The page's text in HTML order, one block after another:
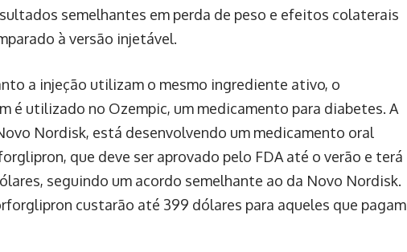
semelhantes em perda de peso e efeitos colaterais
à versão injetável.
a injeção utilizam o mesmo ingrediente ativo, o
é utilizado no Ozempic, um medicamento para diabetes. A
Nordisk, está desenvolvendo um medicamento oral
que deve ser aprovado pelo FDA até o verão e terá
seguindo um acordo semelhante ao da Novo Nordisk.
custarão até 399 dólares para aqueles que pagam